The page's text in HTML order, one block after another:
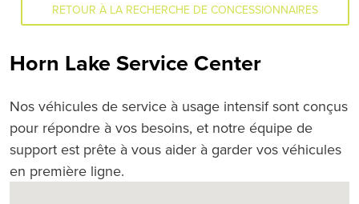
RETOUR À LA RECHERCHE DE CONCESSIONNAIRES
Horn Lake Service Center
Nos véhicules de service à usage intensif sont conçus
pour répondre à vos besoins, et notre équipe de
support est prête à vous aider à garder vos véhicules
en première ligne.